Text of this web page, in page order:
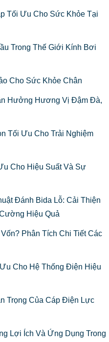
Tối Ưu Cho Sức Khỏe Tại
Trong Thế Giới Kính Bơi
Cho Sức Khỏe Chân
Hưởng Hương Vị Đậm Đà,
Tối Ưu Cho Trải Nghiệm
Cho Hiệu Suất Và Sự
Đánh Bida Lỗ: Cải Thiện
Hiệu Quả
Phân Tích Chi Tiết Các
Cho Hệ Thống Điện Hiệu
Trọng Của Cáp Điện Lực
Lợi Ích Và Ứng Dụng Trong